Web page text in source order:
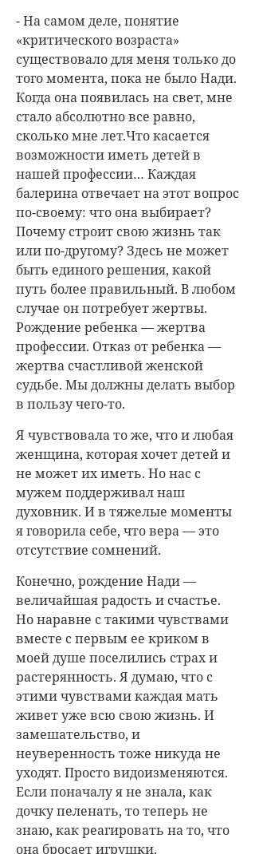
- На самом деле, понятие
«критического возраста»
существовало для меня только до
того момента, пока не было Нади.
Когда она появилась на свет, мне
стало абсолютно все равно,
сколько мне лет.Что касается
возможности иметь детей в
нашей профессии… Каждая
балерина отвечает на этот вопрос
по-своему: что она выбирает?
Почему строит свою жизнь так
или по-другому? Здесь не может
быть единого решения, какой
путь более правильный. В любом
случае он потребует жертвы.
Рождение ребенка — жертва
профессии. Отказ от ребенка —
жертва счастливой женской
судьбе. Мы должны делать выбор
в пользу чего-то.
Я чувствовала то же, что и любая
женщина, которая хочет детей и
не может их иметь. Но нас с
мужем поддерживал наш
духовник. И в тяжелые моменты
я говорила себе, что вера — это
отсутствие сомнений.
Конечно, рождение Нади —
величайшая радость и счастье.
Но наравне с такими чувствами
вместе с первым ее криком в
моей душе поселились страх и
растерянность. Я думаю, что с
этими чувствами каждая мать
живет уже всю свою жизнь. И
замешательство, и
неуверенность тоже никуда не
уходят. Просто видоизменяются.
Если поначалу я не знала, как
дочку пеленать, то теперь не
знаю, как реагировать на то, что
она бросает игрушки.